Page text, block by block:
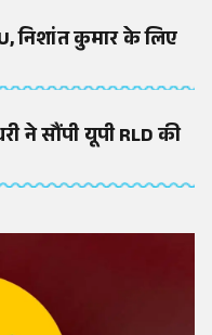
निशांत कुमार के लिए
ने सौंपी यूपी RLD की